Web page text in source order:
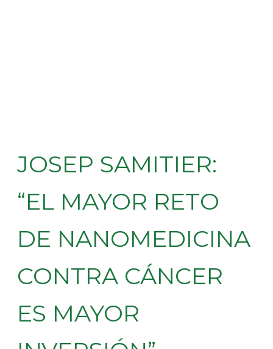
JOSEP SAMITIER:
“EL MAYOR RETO
DE NANOMEDICINA
CONTRA CÁNCER
ES MAYOR